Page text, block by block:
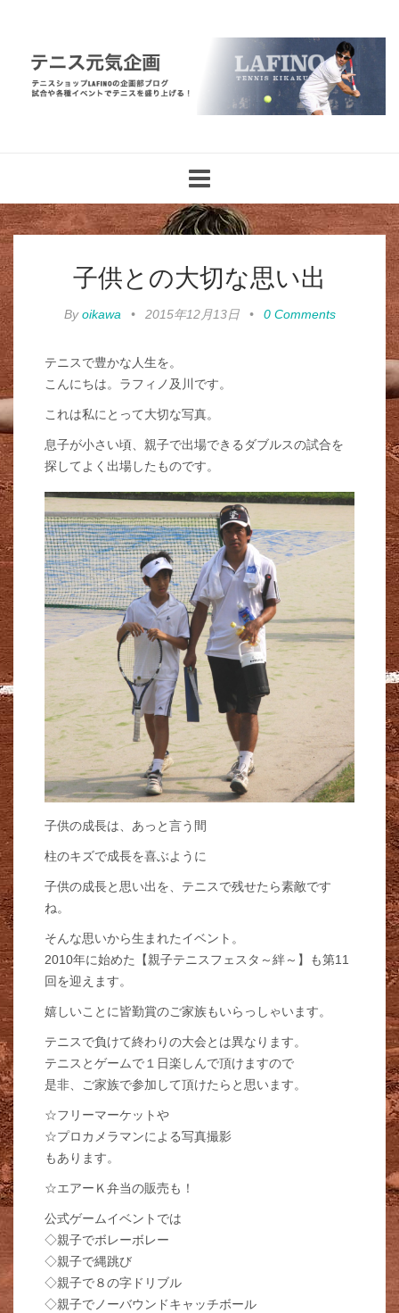
navigation
子供との大切な思い出
Byoikawa • 2015年12月13日 • 0 Comments
テニスで豊かな人生を。
こんにちは。ラフィノ及川です。
これは私にとって大切な写真。
息子が小さい頃、親子で出場できるダブルスの試合を
探してよく出場したものです。
子供の成長は、あっと言う間
柱のキズで成長を喜ぶように
子供の成長と思い出を、テニスで残せたら素敵です
ね。
そんな思いから生まれたイベント。
2010年に始めた【親子テニスフェスタ～絆～】も第11
回を迎えます。
嬉しいことに皆勤賞のご家族もいらっしゃいます。
テニスで負けて終わりの大会とは異なります。
テニスとゲームで１日楽しんで頂けますので
是非、ご家族で参加して頂けたらと思います。
☆フリーマーケットや
☆プロカメラマンによる写真撮影
もあります。
☆エアーＫ弁当の販売も！
公式ゲームイベントでは
◇親子でボレーボレー
◇親子で縄跳び
◇親子で８の字ドリブル
◇親子でノーバウンドキャッチボール